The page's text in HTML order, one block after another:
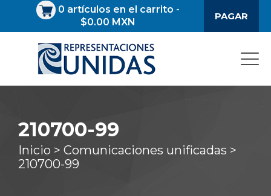
0 artículos en el carrito -
$0.00 MXN
PAGAR
210700-99
Inicio > Comunicaciones unificadas >
210700-99